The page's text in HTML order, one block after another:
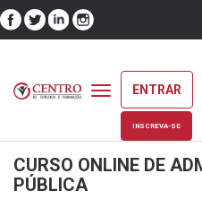
Toggle
navigation
ENTRAR
INSCREVA-SE
CURSO ONLINE DE
PÚBLICA